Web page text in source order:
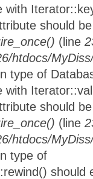
with
should
(line
htdocs/
type of
with
should
(line
htdocs/
type of
should